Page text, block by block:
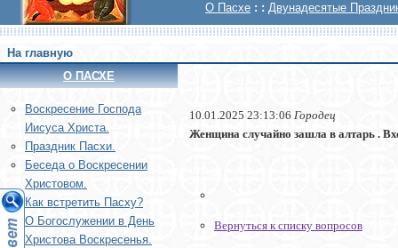
О Пасхе : : Двунадесятые
На главную
О ПАСХЕ
Воскреcение Господа
Иисуса Христа.
Праздник Пасхи.
Беседа о Воскресении
Христовом.
Как встретить Пасху?
О Богослужении в День
Христова Воскресенья.
10.01.2025 23:13:06 Городец
Женщина случайно зашла в алтарь .
Вернуться к списку вопросов